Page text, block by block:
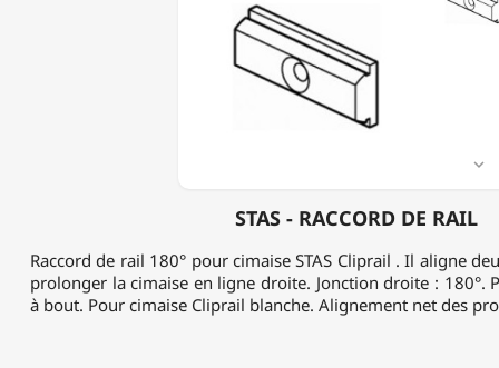
STAS - RACCORD DE RAIL

Raccord de rail 180° pour cimaise STAS Cliprail . Il aligne
prolonger la cimaise en ligne droite. Jonction droite : 180°.
à bout. Pour cimaise Cliprail blanche. Alignement net des